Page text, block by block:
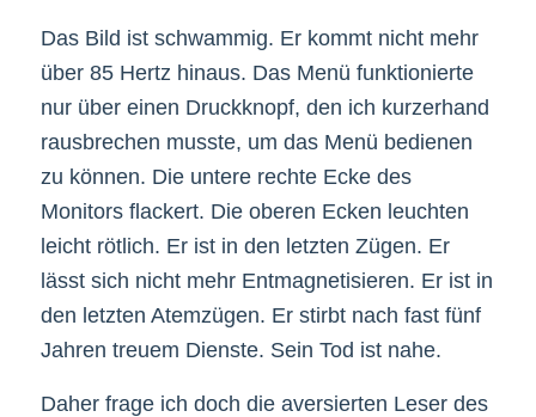
Das Bild ist schwammig. Er kommt nicht mehr
über 85 Hertz hinaus. Das Menü funktionierte
nur über einen Druckknopf, den ich kurzerhand
rausbrechen musste, um das Menü bedienen
zu können. Die untere rechte Ecke des
Monitors flackert. Die oberen Ecken leuchten
leicht rötlich. Er ist in den letzten Zügen. Er
lässt sich nicht mehr Entmagnetisieren. Er ist in
den letzten Atemzügen. Er stirbt nach fast fünf
Jahren treuem Dienste. Sein Tod ist nahe.
Daher frage ich doch die aversierten Leser des